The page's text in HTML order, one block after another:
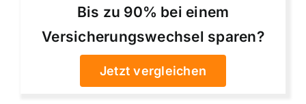
Bis zu 90% bei einem
Versicherungswechsel sparen?
Jetzt vergleichen